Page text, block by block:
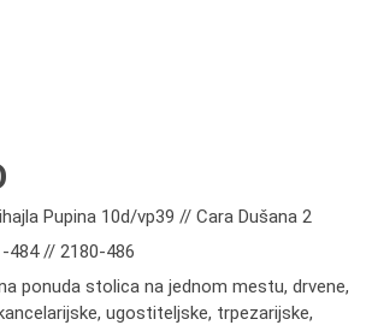
Pupina 10d/vp39 // Cara Dušana 2
484 // 2180-486
ponuda stolica na jednom mestu, drvene,
ugostiteljske, trpezarijske,